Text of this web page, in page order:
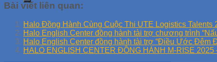
Bài viết liên quan:
Halo Đồng Hành Cùng Cuộc Thi UTE Logistics Talents
Halo English Center đồng hành tài trợ chương trình
Halo English Center đồng hành tài trợ “Điều Ước Đêm
HALO ENGLISH CENTER ĐỒNG HÀNH M-RISE